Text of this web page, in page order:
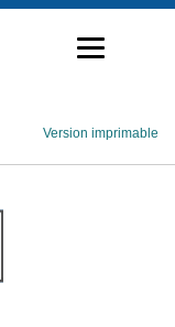
Version imprimable